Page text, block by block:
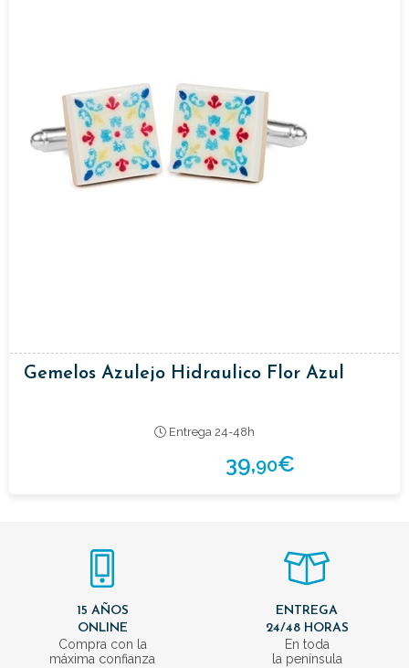
Gemelos Azulejo Hidraulico Flor Azul
Entrega 24-48h
39,90€
15 AÑOS
ONLINE
Compra con la
máxima confianza
ENTREGA
24/48 HORAS
En toda
la península